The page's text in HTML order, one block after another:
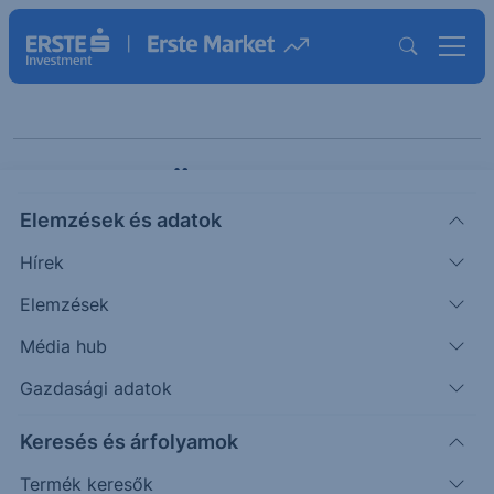
Elemzések és adatok
Hírek
Elemzések
Média hub
Gazdasági adatok
Keresés és árfolyamok
Termék keresők
Témák szerint